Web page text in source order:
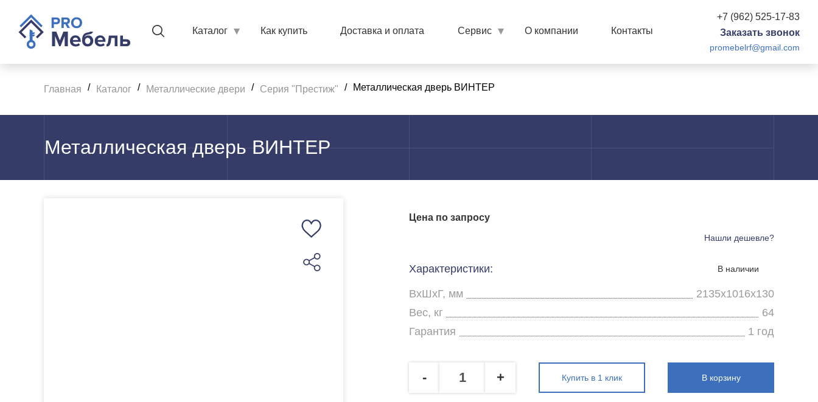
Каталог Как купить Доставка и оплата Сервис О компании Контакты
+7 (962) 525-17-83
Заказать звонок
promebelrf@gmail.com
Главная / Каталог / Металлические двери / Серия "Престиж" / Металлическая дверь ВИНТЕР
Металлическая дверь ВИНТЕР
Цена по запросу
Нашли дешевле?
Характеристики: В наличии
ВхШхГ, мм
2135х1016х130
Вес, кг
64
Гарантия
1 год
- + Купить в 1 клик В корзину